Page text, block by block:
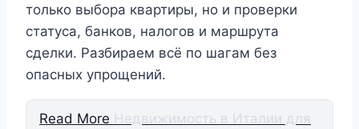
только выбора квартиры, но и проверки
статуса, банков, налогов и маршрута
сделки. Разбираем всё по шагам без
опасных упрощений.
Read More Недвижимость в Италии для